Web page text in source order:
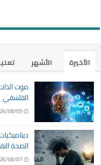
الأخيرة الأشهر
موت
الفلسفي
08/09
الصحة
08/07